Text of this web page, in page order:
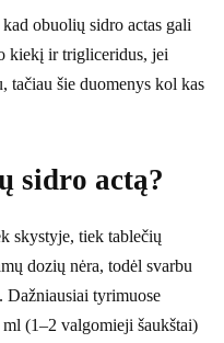
obuolių sidro actas gali
kiekį ir trigliceridus, jei
tačiau šie duomenys kol kas
sidro actą?
skystyje, tiek tablečių
dozių nėra, todėl svarbu
Dažniausiai tyrimuose
(1–2 valgomieji šaukštai)